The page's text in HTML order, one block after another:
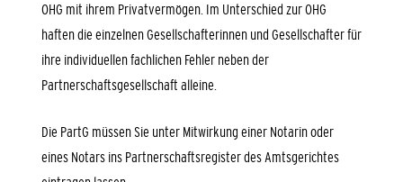
OHG mit ihrem Privatvermögen. Im Unterschied zur OHG
haften die einzelnen Gesellschafterinnen und Gesellschafter für
ihre individuellen fachlichen Fehler neben der
Partnerschaftsgesellschaft alleine.
Die PartG müssen Sie unter Mitwirkung einer Notarin oder
eines Notars ins Partnerschaftsregister des Amtsgerichtes